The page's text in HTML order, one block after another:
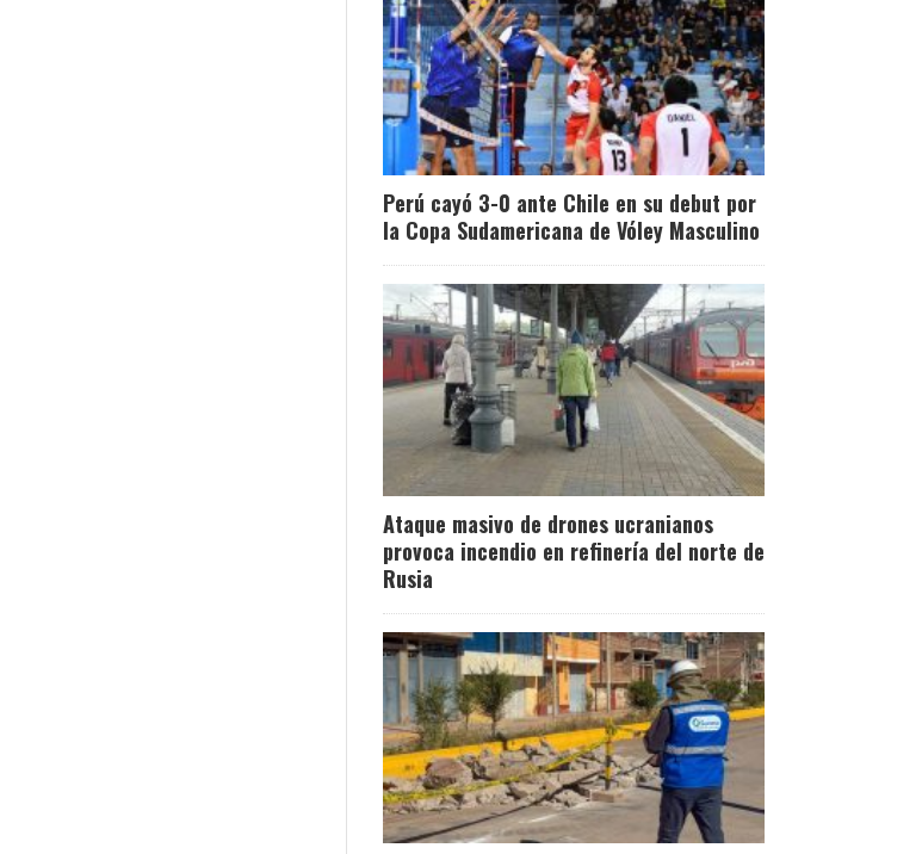
Perú cayó 3-0 ante Chile en su debut por
la Copa Sudamericana de Vóley Masculino
Ataque masivo de drones ucranianos
provoca incendio en refinería del norte de
Rusia